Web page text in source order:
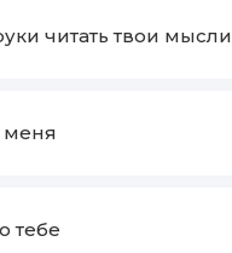
читать твои мысли
меня
тебе